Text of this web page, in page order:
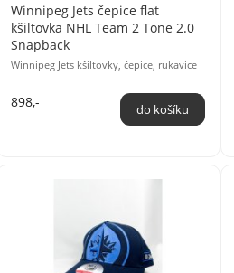
Winnipeg Jets čepice flat
kšiltovka NHL Team 2 Tone 2.0
Snapback
Winnipeg Jets kšiltovky, čepice, rukavice
898,-